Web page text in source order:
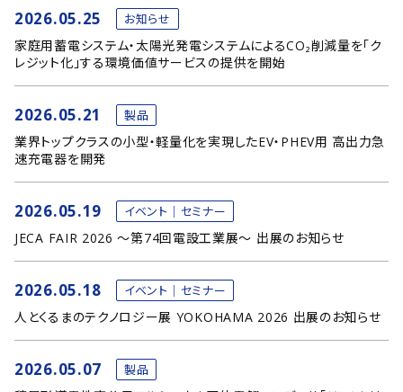
2026.05.25 お知らせ
家庭用蓄電システム・太陽光発電システムによるCO₂削減量を「ク
レジット化」する環境価値サービスの提供を開始
2026.05.21 製品
業界トップクラスの小型・軽量化を実現したEV・PHEV用 高出力急
速充電器を開発
2026.05.19 イベント｜セミナー
JECA FAIR 2026 ～第74回電設工業展～ 出展のお知らせ
2026.05.18 イベント｜セミナー
人とくるまのテクノロジー展 YOKOHAMA 2026 出展のお知らせ
2026.05.07 製品